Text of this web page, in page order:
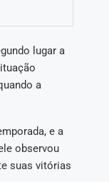
lugar a
a
e a
observou
suas vitórias